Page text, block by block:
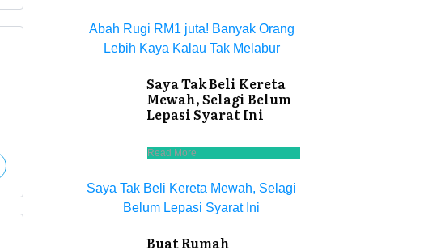
Abah Rugi RM1 juta! Banyak Orang
Lebih Kaya Kalau Tak Melabur
Saya Tak Beli Kereta
Mewah, Selagi Belum
Lepasi Syarat Ini
Read More
Saya Tak Beli Kereta Mewah, Selagi
Belum Lepasi Syarat Ini
Buat Rumah